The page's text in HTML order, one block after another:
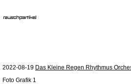
2022-08-19 Das Kleine Regen Rhythmus
Foto Grafik 1